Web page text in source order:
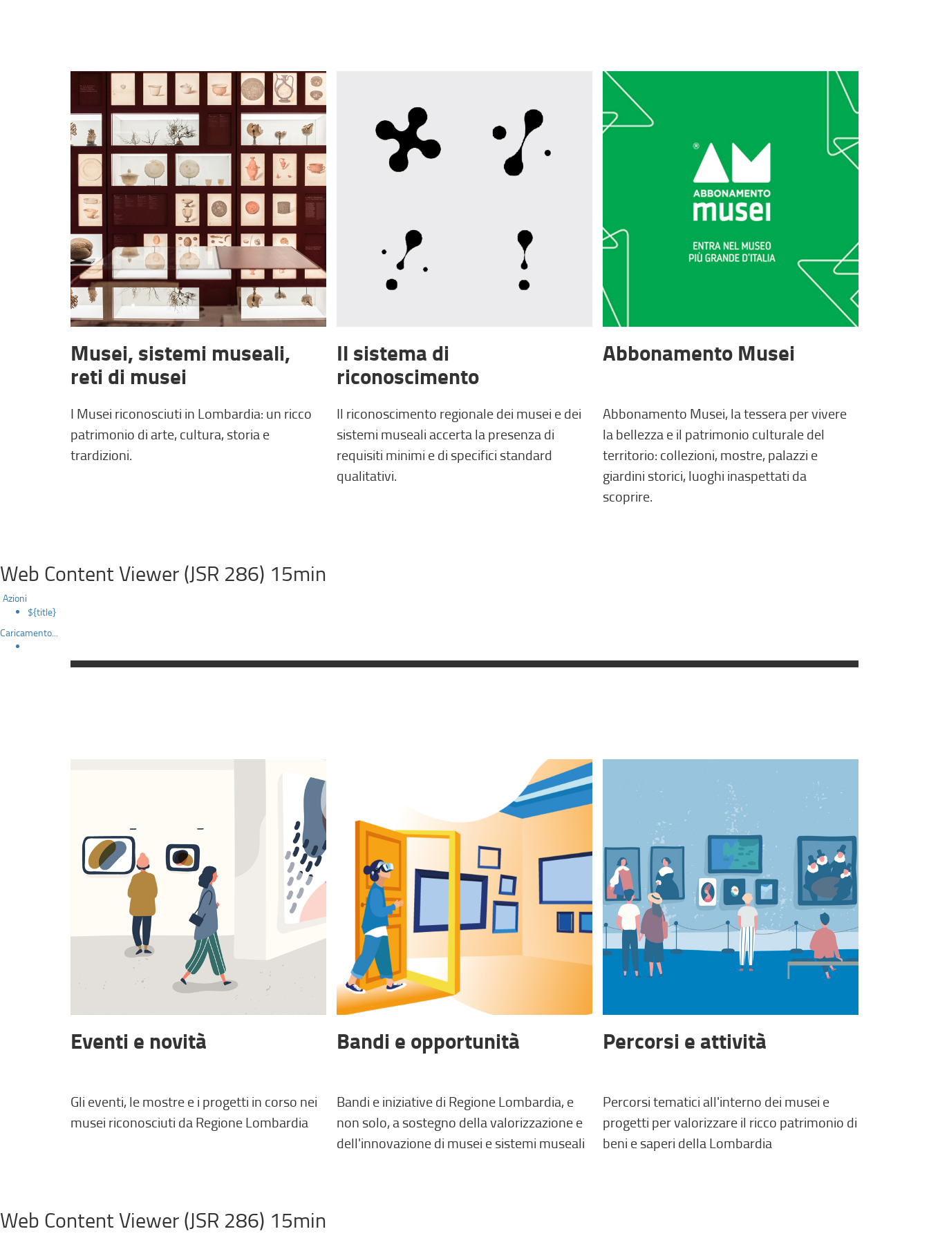
Musei, sistemi museali,
reti di musei
I Musei riconosciuti in Lombardia: un ricco
patrimonio di arte, cultura, storia e
trardizioni.
Il sistema di
riconoscimento
Il riconoscimento regionale dei musei e dei
sistemi museali accerta la presenza di
requisiti minimi e di specifici standard
qualitativi.
Abbonamento Musei
Abbonamento Musei, la tessera per vivere
la bellezza e il patrimonio culturale del
territorio: collezioni, mostre, palazzi e
giardini storici, luoghi inaspettati da
scoprire.
Web Content Viewer (JSR 286) 15min
Azioni
${title}
Caricamento...
Eventi e novità
Gli eventi, le mostre e i progetti in corso nei
musei riconosciuti da Regione Lombardia
Bandi e opportunità
Bandi e iniziative di Regione Lombardia, e
non solo, a sostegno della valorizzazione e
dell'innovazione di musei e sistemi museali
Percorsi e attività
Percorsi tematici all'interno dei musei e
progetti per valorizzare il ricco patrimonio di
beni e saperi della Lombardia
Web Content Viewer (JSR 286) 15min